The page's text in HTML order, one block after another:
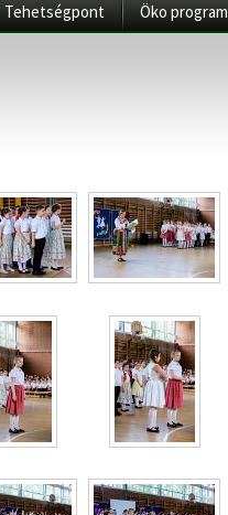
Tehetségpont Öko program